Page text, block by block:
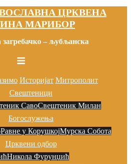
ЦРКВЕНА
МАРИБОР
– љубљанска
Toggle
Историјат Митрополит
Свештеници
СавоСвештеник Милан
Богослужења
Равне у КорушкојМурска Собота
Црквени одбор
Никола Фурунџић